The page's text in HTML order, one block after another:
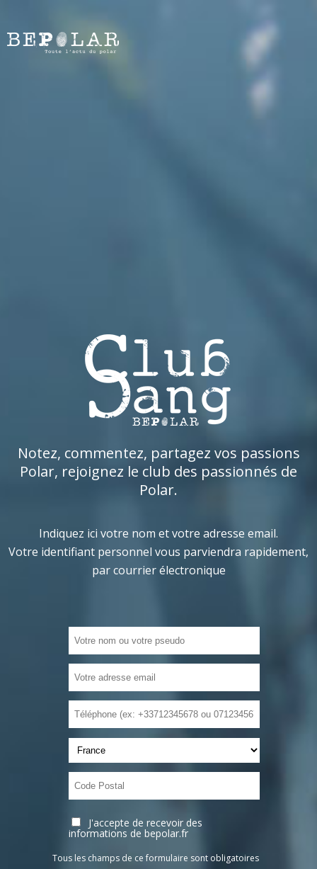
Notez, commentez, partagez vos passions
Polar, rejoignez le club des passionnés de
Polar.
Indiquez ici votre nom et votre adresse email.
Votre identifiant personnel vous parviendra rapidement,
par courrier électronique
J'accepte de recevoir des
informations de bepolar.fr
Tous les champs de ce formulaire sont obligatoires